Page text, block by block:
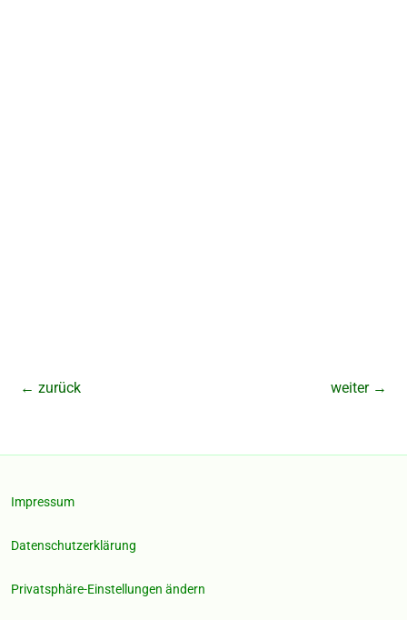
← zurück weiter →
Impressum
Datenschutzerklärung
Privatsphäre-Einstellungen ändern